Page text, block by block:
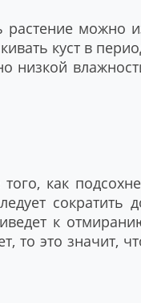
растение можно
куст в
низкой
как
сократить
к
то это значит,